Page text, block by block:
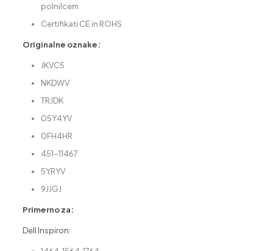
polnilcem
Certifikati CE in ROHS
Originalne oznake:
JKVC5
NKDWV
TRJDK
05Y4YV
0FH4HR
451-11467
5YRYV
9JJGJ
Primerno za:
Dell Inspiron: